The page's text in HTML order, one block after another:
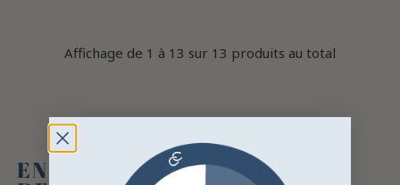
Affichage de 1 à 13 sur 13 produits au total
EN SAVOIR PLUS SUR L'HUILE